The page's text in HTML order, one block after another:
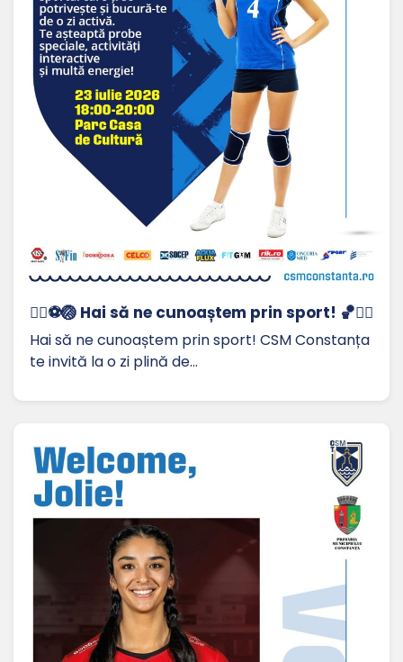
🏃‍♀️⚽🏐 Hai să ne cunoaștem prin sport! 🏀🤸‍♂️
Hai să ne cunoaștem prin sport! CSM Constanța
te invită la o zi plină de…